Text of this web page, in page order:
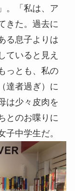
。「私は、ア
きた。過去に
る息子よりは
ていると見え
っとも、私の
達者過ぎ）に
は少々皮肉を
とのお喋りに
子中学生だ。